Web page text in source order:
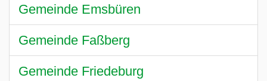
Gemeinde Emsbüren
Gemeinde Faßberg
Gemeinde Friedeburg